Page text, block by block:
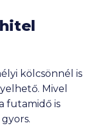
kölcsönnél is
Mivel
futamidő is